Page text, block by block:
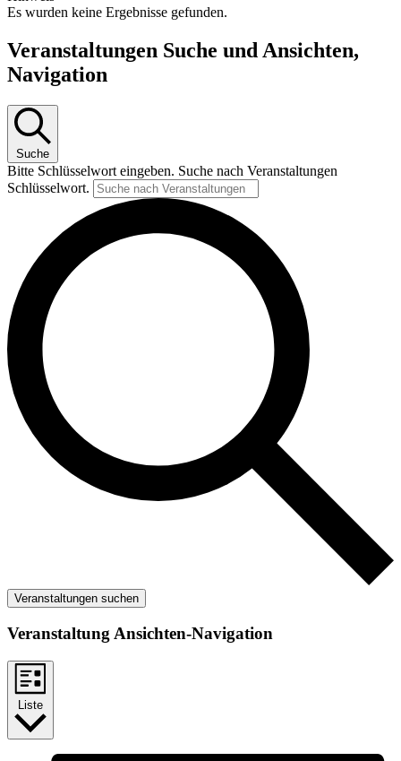
Es wurden keine Ergebnisse gefunden.
Veranstaltungen Suche und Ansichten,
Navigation
Suche
Bitte Schlüsselwort eingeben. Suche nach Veranstaltungen
Schlüsselwort.
Veranstaltungen suchen
Veranstaltung Ansichten-Navigation
Liste